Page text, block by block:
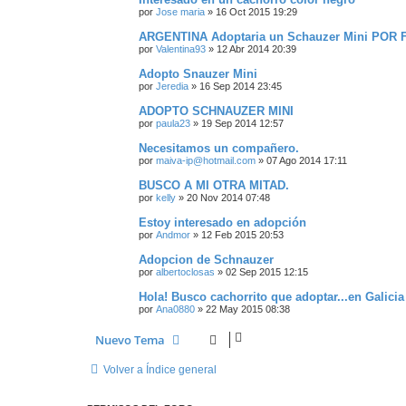
por Jose maria » 16 Oct 2015 19:29
ARGENTINA Adoptaria un Schauzer Mini POR
por Valentina93 » 12 Abr 2014 20:39
Adopto Snauzer Mini
por Jeredia » 16 Sep 2014 23:45
ADOPTO SCHNAUZER MINI
por paula23 » 19 Sep 2014 12:57
Necesitamos un compañero.
por maiva-ip@hotmail.com » 07 Ago 2014 17:11
BUSCO A MI OTRA MITAD.
por kelly » 20 Nov 2014 07:48
Estoy interesado en adopción
por Andmor » 12 Feb 2015 20:53
Adopcion de Schnauzer
por albertoclosas » 02 Sep 2015 12:15
Hola! Busco cachorrito que adoptar...en Galicia
por Ana0880 » 22 May 2015 08:38
Nuevo Tema
Volver a Índice general